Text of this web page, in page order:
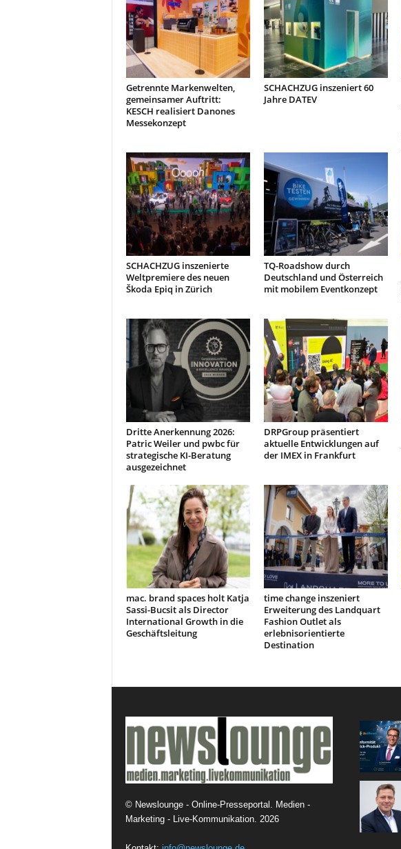
Getrennte Markenwelten,
gemeinsamer Auftritt:
KESCH realisiert Danones
Messekonzept
SCHACHZUG inszeniert 60
Jahre DATEV
SCHACHZUG inszenierte
Weltpremiere des neuen
Škoda Epiq in Zürich
TQ-Roadshow durch
Deutschland und Österreich
mit mobilem Eventkonzept
Dritte Anerkennung 2026:
Patric Weiler und pwbc für
strategische KI-Beratung
ausgezeichnet
DRPGroup präsentiert
aktuelle Entwicklungen auf
der IMEX in Frankfurt
mac. brand spaces holt Katja
Sassi-Bucsit als Director
International Growth in die
Geschäftsleitung
time change inszeniert
Erweiterung des Landquart
Fashion Outlet als
erlebnisorientierte
Destination
© Newslounge - Online-Presseportal. Medien -
Marketing - Live-Kommunikation. 2026